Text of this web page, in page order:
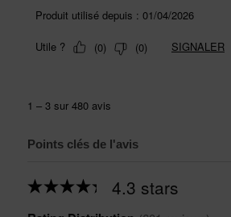
Points clés de l'avis
4.3 stars
Average